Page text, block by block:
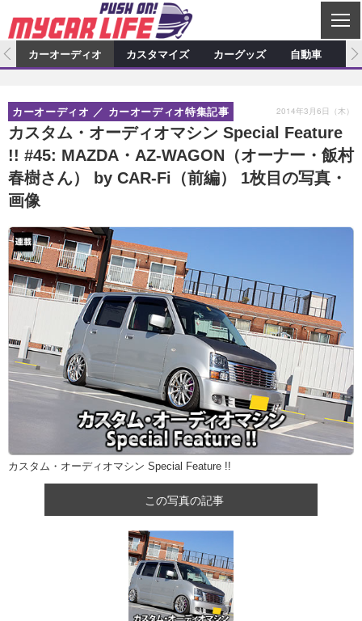
C
L
S
E
カーオーディオ
プロショップ検索 ショップ訪問記
カーオーディオニュース デモカー製作記
その他
カスタマイズ特集記事 カスタマイズ新製品情報
カスタマイズニュース
カーグッズ
カーグッズ特集記事 カーグッズ新製品情報
カーグッズニュース
自動車
スクープ
アクセスランキング
カーオーディオ カスタマイズ カーグッズ 自動車
カスタム・オーディオマシン Special Feature
!! #45: MAZDA・AZ-WAGON（オーナー・飯村
春樹さん） by CAR-Fi（前編） 1枚目の写真・
画像
カーオーディオ カーオーディオ特集記事 2014年3月6日（木）
カスタム・オーディオマシン Special Feature !!
この写真の記事